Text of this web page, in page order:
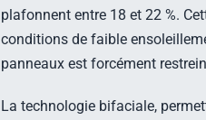
plafonnent entre 18 et 22 %.
conditions de faible
panneaux est forcément
La technologie bifaciale,